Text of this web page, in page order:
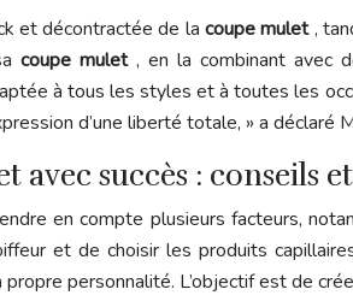
et décontractée de lacoupe mulet,
coupe mulet , en la combinant avec
à tous les styles et à toutes les
d’une liberté totale, » a
succès : conseils
en compte plusieurs facteurs,
et de choisir les produits
personnalité. L’objectif est de